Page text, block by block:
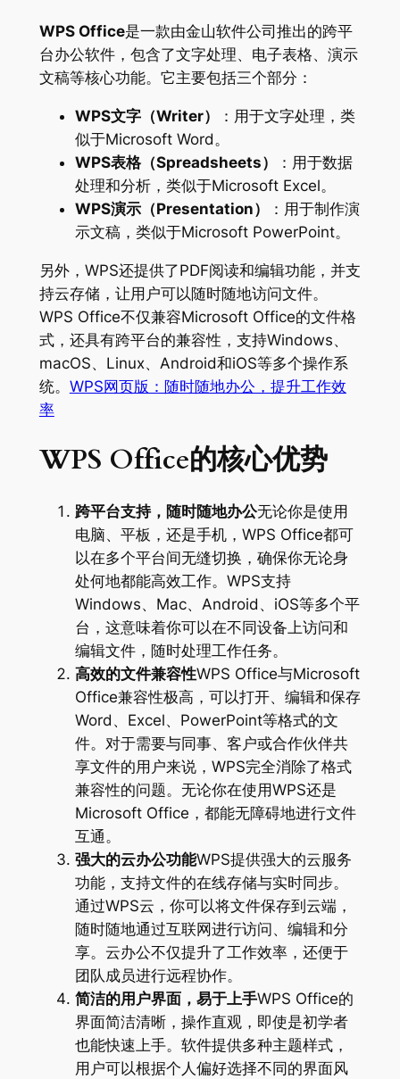
WPS Office是一款由金山软件公司推出的跨平
台办公软件，包含了文字处理、电子表格、演示
文稿等核心功能。它主要包括三个部分：
WPS文字（Writer）
：用于文字处理，类
似于Microsoft Word。
WPS表格（Spreadsheets）
：用于数据
处理和分析，类似于Microsoft Excel。
WPS演示（Presentation）
：用于制作演
示文稿，类似于Microsoft PowerPoint。
另外，WPS还提供了PDF阅读和编辑功能，并支
持云存储，让用户可以随时随地访问文件。
WPS Office不仅兼容Microsoft Office的文件格
式，还具有跨平台的兼容性，支持Windows、
macOS、Linux、Android和iOS等多个操作系
统。 WPS网页版：随时随地办公，提升工作效
率
WPS Office的核心优势
跨平台支持，随时随地办公无论你是使用
电脑、平板，还是手机，WPS Office都可
以在多个平台间无缝切换，确保你无论身
处何地都能高效工作。WPS支持
Windows、Mac、Android、iOS等多个平
台，这意味着你可以在不同设备上访问和
编辑文件，随时处理工作任务。
高效的文件兼容性WPS Office与Microsoft
Office兼容性极高，可以打开、编辑和保存
Word、Excel、PowerPoint等格式的文
件。对于需要与同事、客户或合作伙伴共
享文件的用户来说，WPS完全消除了格式
兼容性的问题。无论你在使用WPS还是
Microsoft Office，都能无障碍地进行文件
互通。
强大的云办公功能WPS提供强大的云服务
功能，支持文件的在线存储与实时同步。
通过WPS云，你可以将文件保存到云端，
随时随地通过互联网进行访问、编辑和分
享。云办公不仅提升了工作效率，还便于
团队成员进行远程协作。
简洁的用户界面，易于上手WPS Office的
界面简洁清晰，操作直观，即使是初学者
也能快速上手。软件提供多种主题样式，
用户可以根据个人偏好选择不同的界面风